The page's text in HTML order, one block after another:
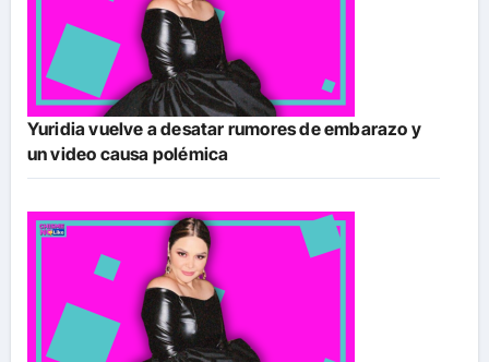
Yuridia vuelve a desatar rumores de embarazo y
un video causa polémica